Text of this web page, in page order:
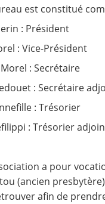
est constitué
: Président
: Vice-Président
: Secrétaire
: Secrétaire
: Trésorier
: Trésorier
a pour
(ancien
afin de